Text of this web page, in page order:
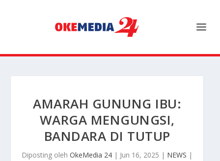
AMARAH GUNUNG IBU:
WARGA MENGUNGSI,
BANDARA DI TUTUP
Diposting oleh OkeMedia 24 | Jun 16, 2025 | NEWS |